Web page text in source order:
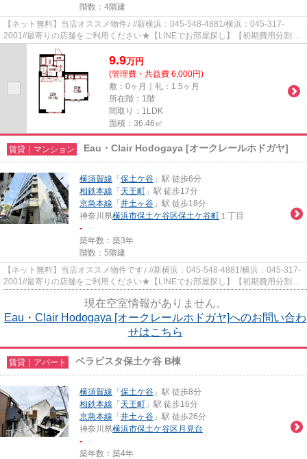
階数：4階建
【ネット無料】当店オススメ物件♪ //新横浜：045-548-4881/横浜：045-317-
2001//最寄りの店舗をご利用ください★【LINEでお部屋探し】【初期費用分割払
い】【19時以降も対応】まずはお...
9.9万円
(管理費・共益費 6,000円)
敷：0ヶ月｜礼：1.5ヶ月
所在階：1階
間取り：1LDK
面積：36.46㎡
賃貸｜マンション Eau・Clair Hodogaya [オークレールホドガヤ]
横須賀線 「 保土ケ谷 」駅 徒歩6分
相鉄本線 「 天王町 」駅 徒歩17分
京急本線 「 井土ヶ谷 」駅 徒歩18分
神奈川県横浜市保土ケ谷区保土ケ谷町 １丁目
-
築年数：築3年
階数：5階建
【ネット無料】当店オススメ物件です♪ //新横浜：045-548-4881/横浜：045-317-
2001//最寄りの店舗をご利用ください★【LINEでお部屋探し】【初期費用分割払
現在空室情報がありません。
Eau・Clair Hodogaya [オークレールホドガヤ]へのお問い合わ
せはこちら
賃貸｜アパート ベラビスタ保土ケ谷 B棟
横須賀線 「 保土ケ谷 」駅 徒歩8分
相鉄本線 「 天王町 」駅 徒歩16分
京急本線 「 井土ヶ谷 」駅 徒歩26分
神奈川県横浜市保土ケ谷区 月見台
-
築年数：築4年